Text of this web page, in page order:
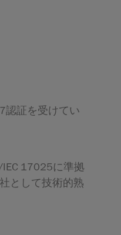
認証を受けてい
17025に準拠
として技術的熟